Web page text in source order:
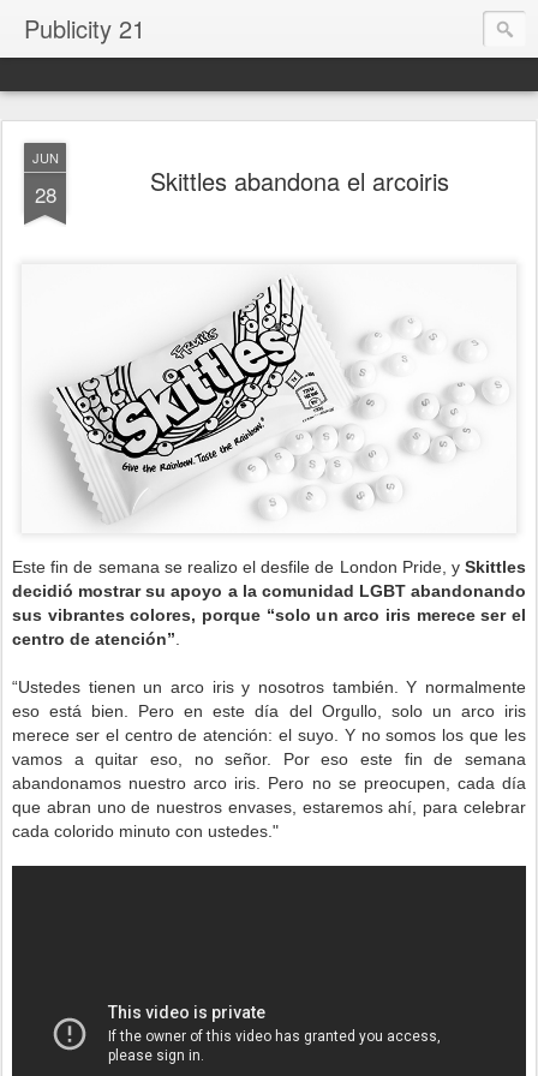
Publicity 21
JUN
28 Skittles abandona el arcoiris
Este fin de semana se realizo el desfile de London Pride, y Skittles
decidió mostrar su apoyo a la comunidad LGBT abandonando
sus vibrantes colores, porque “solo un arco iris merece ser el
centro de atención”
“Ustedes tienen un arco iris y nosotros también. Y normalmente
eso está bien. Pero en este día del Orgullo, solo un arco iris
merece ser el centro de atención: el suyo. Y no somos los que les
vamos a quitar eso, no señor. Por eso este fin de semana
abandonamos nuestro arco iris. Pero no se preocupen, cada día
que abran uno de nuestros envases, estaremos ahí, para celebrar
cada colorido minuto con ustedes."